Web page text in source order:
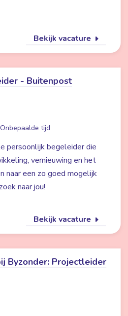
Bekijk vacature
- Buitenpost
tijd
persoonlijk begeleider die
vernieuwing en het
naar een zo goed mogelijk
naar jou!
Bekijk vacature
Byzonder: Projectleider